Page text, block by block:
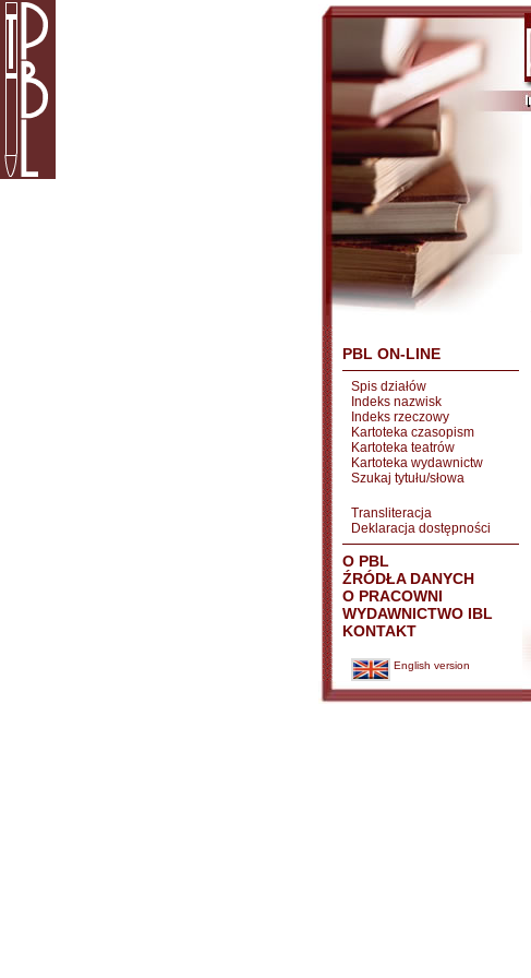
PBL ON-LINE
Spis działów
Indeks nazwisk
Indeks rzeczowy
Kartoteka czasopism
Kartoteka teatrów
Kartoteka wydawnictw
Szukaj tytułu/słowa
Transliteracja
Deklaracja dostępności
O PBL
ŹRÓDŁA DANYCH
O PRACOWNI
WYDAWNICTWO IBL
KONTAKT
English version